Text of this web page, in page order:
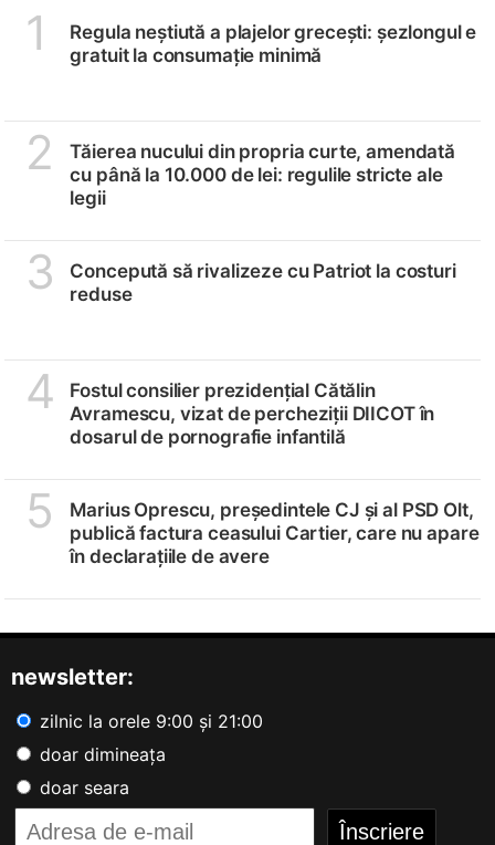
1
Regula neștiută a plajelor grecești: șezlongul e
gratuit la consumație minimă
2
Tăierea nucului din propria curte, amendată
cu până la 10.000 de lei: regulile stricte ale
legii
3
Concepută să rivalizeze cu Patriot la costuri
reduse
4
Fostul consilier prezidențial Cătălin
Avramescu, vizat de percheziții DIICOT în
dosarul de pornografie infantilă
5
Marius Oprescu, președintele CJ și al PSD Olt,
publică factura ceasului Cartier, care nu apare
în declarațiile de avere
newsletter:
zilnic la orele 9:00 și 21:00
doar dimineața
doar seara